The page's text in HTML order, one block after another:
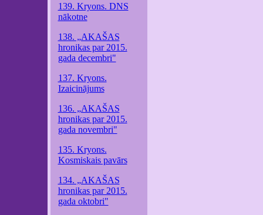
139. Kryons. DNS
nākotne
138. „AKAŠAS
hronikas par 2015.
gada decembri"
137. Kryons.
Izaicinājums
136. „AKAŠAS
hronikas par 2015.
gada novembri"
135. Kryons.
Kosmiskais pavārs
134. „AKAŠAS
hronikas par 2015.
gada oktobri"